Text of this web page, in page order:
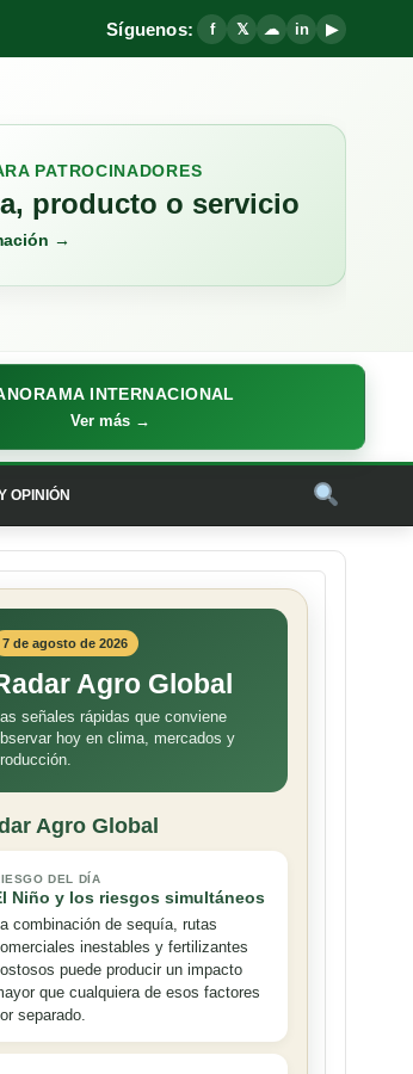
Síguenos: f 𝕏 ☁ in ▶
PATROCINADORES
producto o servicio
→
INTERNACIONAL
Ver más →
OPINIÓN
7 de agosto de 2026
Agro Global
señales rápidas que conviene
hoy en clima, mercados y
Agro Global
DEL DÍA
Niño y los riesgos simultáneos
combinación de sequía, rutas
inestables y fertilizantes
puede producir un impacto
que cualquiera de esos factores
separado.